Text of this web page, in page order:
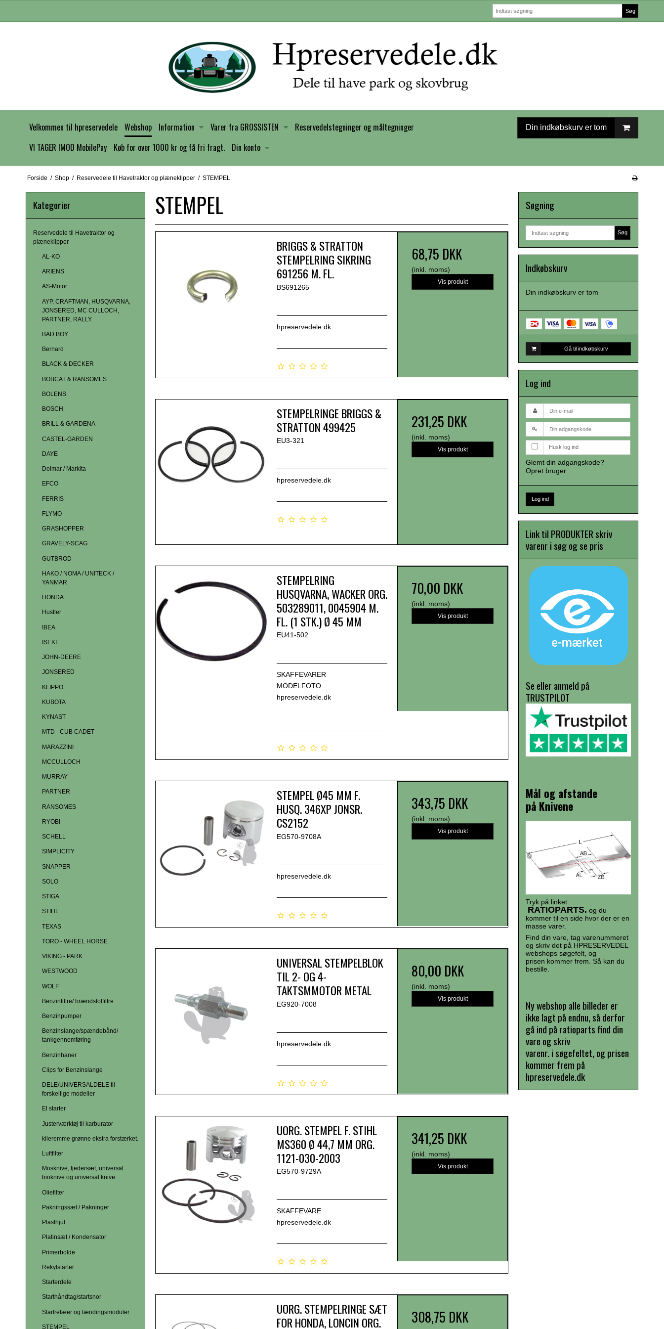
Søg
Velkommen til hpreservedele Webshop Information Varer fra GROSSISTEN
Reservedelstegninger og måltegninger
VI TAGER IMOD MobilePay
Køb for over 1000 kr og få fri fragt. Din konto
Din indkøbskurv er tom
Forside / Shop / Reservedele til Havetraktor og plæneklipper / STEMPEL
Kategorier
Reservedele til Havetraktor og
plæneklipper
AL-KO
ARIENS
AS-Motor
AYP, CRAFTMAN, HUSQVARNA,
JONSERED, MC CULLOCH,
PARTNER, RALLY.
BAD BOY
Bernard
BLACK & DECKER
BOBCAT & RANSOMES
BOLENS
BOSCH
BRILL & GARDENA
CASTEL-GARDEN
DAYE
Dolmar / Markita
EFCO
FERRIS
FLYMO
GRASHOPPER
GRAVELY-SCAG
GUTBROD
HAKO / NOMA / UNITECK /
YANMAR
HONDA
Hustler
IBEA
ISEKI
JOHN-DEERE
JONSERED
KLIPPO
KUBOTA
KYNAST
MTD - CUB CADET
MARAZZINI
MCCULLOCH
MURRAY
PARTNER
RANSOMES
RYOBI
SCHELL
SIMPLICITY
SNAPPER
SOLO
STIGA
STIHL
TEXAS
TORO - WHEEL HORSE
VIKING - PARK
WESTWOOD
WOLF
Benzinfiltre/ brændstoffiltre
Benzinpumper
Benzinslange/spændebånd/
tankgennemføring
Benzinhaner
Clips for Benzinslange
DELE/UNIVERSALDELE til
forskellige modeller
El starter
Justerværktøj til karburator
kileremme grønne ekstra forstærket.
Luftfilter
Mosknive, fjedersæt, universal
bioknive og universal knive.
Oliefilter
Pakningssæt / Pakninger
Plasthjul
Platinsæt / Kondensator
Primerbolde
Rekylstarter
Starterdele
Starthåndtag/startsnor
Startrelæer og tændingsmoduler
STEMPEL
STEMPEL
BRIGGS & STRATTON
STEMPELRING SIKRING
691256 M. FL.
BS691265
hpreservedele.dk
68,75 DKK
(inkl. moms)
Vis produkt
STEMPELRINGE BRIGGS &
STRATTON 499425
EU3-321
hpreservedele.dk
231,25 DKK
(inkl. moms)
Vis produkt
STEMPELRING
HUSQVARNA, WACKER ORG.
503289011, 0045904 M.
FL. (1 STK.) Ø 45 MM
EU41-502
SKAFFEVARER
MODELFOTO
hpreservedele.dk
70,00 DKK
(inkl. moms)
Vis produkt
STEMPEL Ø45 MM F.
HUSQ. 346XP JONSR.
CS2152
EG570-9708A
hpreservedele.dk
343,75 DKK
(inkl. moms)
Vis produkt
UNIVERSAL STEMPELBLOK
TIL 2- OG 4-
TAKTSMMOTOR METAL
EG920-7008
hpreservedele.dk
80,00 DKK
(inkl. moms)
Vis produkt
UORG. STEMPEL F. STIHL
MS360 Ø 44,7 MM ORG.
1121-030-2003
EG570-9729A
SKAFFEVARE
hpreservedele.dk
341,25 DKK
(inkl. moms)
Vis produkt
UORG. STEMPELRINGE SÆT
FOR HONDA, LONCIN ORG.
308,75 DKK
Søgning
Søg
Indkøbskurv
Din indkøbskurv er tom
Gå til indkøbskurv
Log ind
Husk log ind
Glemt din adgangskode?
Opret bruger
Log ind
Link til PRODUKTER skriv
varenr i søg og se pris
Se eller anmeld på
TRUSTPILOT
Mål og afstande
på Knivene
Tryk på linket
RATIOPARTS. og du
kommer til en side hvor der er en
masse varer.
Find din vare, tag varenummeret
og skriv det på HPRESERVEDEL
webshops søgefelt, og
prisen kommer frem. Så kan du
bestille.
Ny webshop alle billeder er
ikke lagt på endnu, så derfor
gå ind på ratioparts find din
vare og skriv
varenr. i søgefeltet, og prisen
kommer frem på
hpreservedele.dk